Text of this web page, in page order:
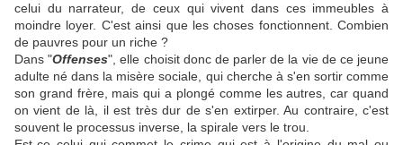
celui du narrateur, de ceux qui vivent dans ces immeubles à
moindre loyer. C'est ainsi que les choses fonctionnent. Combien
de pauvres pour un riche ?
Dans "Offenses", elle choisit donc de parler de la vie de ce jeune
adulte né dans la misère sociale, qui cherche à s'en sortir comme
son grand frère, mais qui a plongé comme les autres, car quand
on vient de là, il est très dur de s'en extirper. Au contraire, c'est
souvent le processus inverse, la spirale vers le trou.